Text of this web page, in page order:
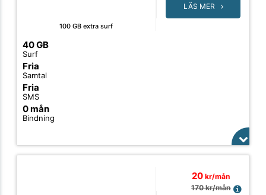
100 GB extra surf
40 GB
Surf
Fria
Samtal
Fria
SMS
0 mån
Bindning
LÄS MER
20 kr/mån
170 kr/mån